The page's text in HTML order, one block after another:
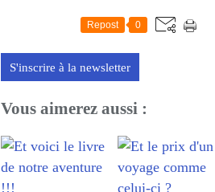
Repost 0
S'inscrire à la newsletter
Vous aimerez aussi :